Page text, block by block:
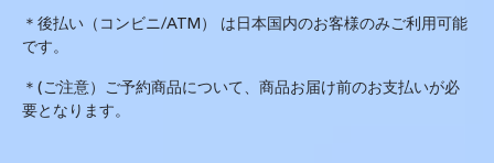
＊後払い（コンビニ/ATM） は日本国内のお客様のみご利用可能
です。
＊(ご注意）ご予約商品について、商品お届け前のお支払いが必
要となります。